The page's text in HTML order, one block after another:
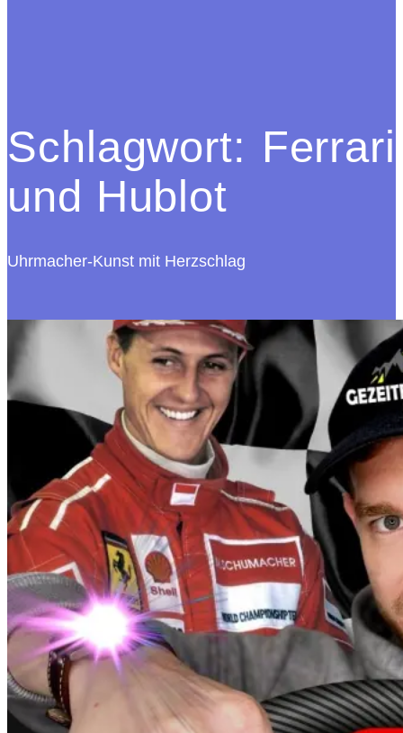
Schlagwort: Ferrari
und Hublot
Uhrmacher-Kunst mit Herzschlag